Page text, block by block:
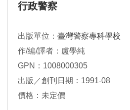
行政警察
出版單位： 臺灣警察專科學校
作/編/譯者：盧學純
GPN：1008000305
出版／創刊日期：1991-08
價格：未定價